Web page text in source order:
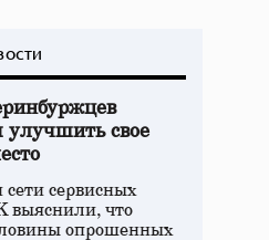
улучшить свое
сервисных
выяснили, что
опрошенных